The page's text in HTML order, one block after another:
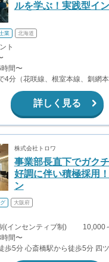
ルを学ぶ！実践型イ
業 北海道
ト
間〜
釧路駅
詳しく見る
株式会社トロワ
事業部長直下でガク
好調に伴い積極採用
ン
大阪府
間〜